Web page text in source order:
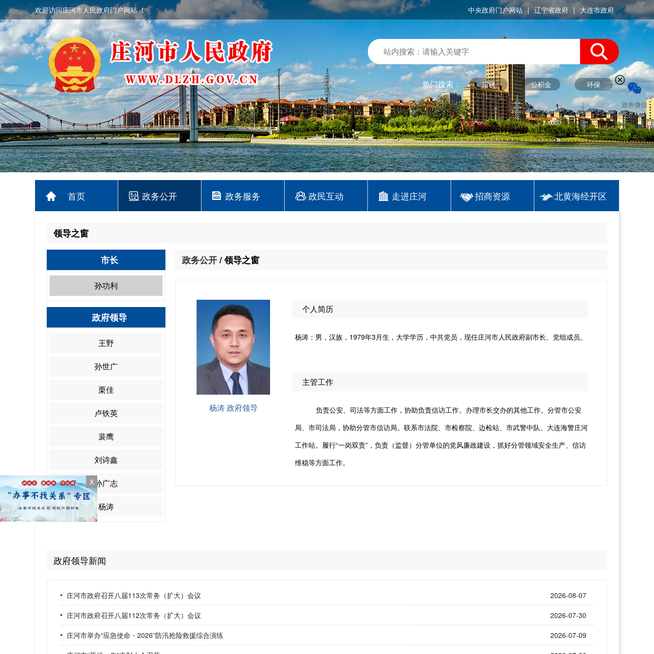
欢迎访问庄河市人民政府门户网站 ！ 大连市政府
|
辽宁省政府
|
中央政府门户网站
热门搜索： 招聘 公积金 环保
首页 政务公开 政务服务 政民互动 走进庄河 招商资源 北黄海经开区
X
领导之窗
市长
孙功利
政府领导
王野
孙世广
栗佳
卢铁英
裴鹰
刘诗鑫
孙广志
杨涛
政务公开/ 领导之窗
杨涛 政府领导
个人简历
杨涛：男，汉族，1979年3月生，大学学历，中共党员， 现任庄河市人民政府副市长、党组成员。
主管工作
负责公安、司法等方面工作，协助负责信访工作。办理市长交办的其他工作。分管市公安
局、市司法局，协助分管市信访局。联系市法院、市检察院、边检站、市武警中队、大连海警庄河
工作站。履行“一岗双责”，负责（监督）分管单位的党风廉政建设，抓好分管领域安全生产、信访
维稳等方面工作。
政府领导新闻
庄河市政府召开八届113次常务（扩大）会议 2026-08-07
庄河市政府召开八届112次常务（扩大）会议 2026-07-30
庄河市举办“应急使命・2026”防汛抢险救援综合演练 2026-07-09
政务微信